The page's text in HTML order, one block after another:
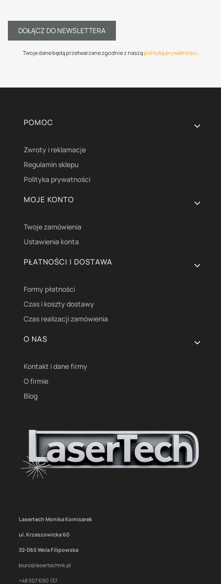
DOŁĄCZ DO NEWSLETTERA
Twoje dane będą przetwarzane zgodnie z nasząpolityką prywatności.
Linki w stopce
POMOC
Zwroty i reklamacje
Regulamin sklepu
Polityka prywatności
MOJE KONTO
Twoje zamówienia
Ustawienia konta
PŁATNOŚCI I DOSTAWA
Formy płatności
Czas i koszty dostawy
Czas realizacji zamówienia
O NAS
Kontakt i dane firmy
O firmie
Blog
Lasertech Monika Komisarek
ul. Krzeszowicka 60
32-065 Wola Filipowska
biuro@lasertechmk.pl
+48 507 690 137